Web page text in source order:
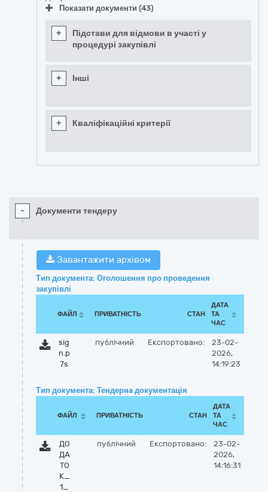
Показати документи (43)
+
Підстави для відмови в участі у
процедурі закупівлі
+ Інші
+ Кваліфікаційні критерії
- Документи тендеру
Завантажити архівом
Тип документа: Оголошення про проведення
закупівлі
ФАЙЛ ПРИВАТНІСТЬ СТАН
ДАТА
ТА
ЧАС
sig
n.p
7s
публічний Експортовано:
23-02-
2026,
14:19:23
Тип документа: Тендерна документація
ФАЙЛ ПРИВАТНІСТЬ СТАН
ДАТА
ТА
ЧАС
ДО
ДА
ТО
К_
1_
публічний Експортовано:
23-02-
2026,
14:16:31